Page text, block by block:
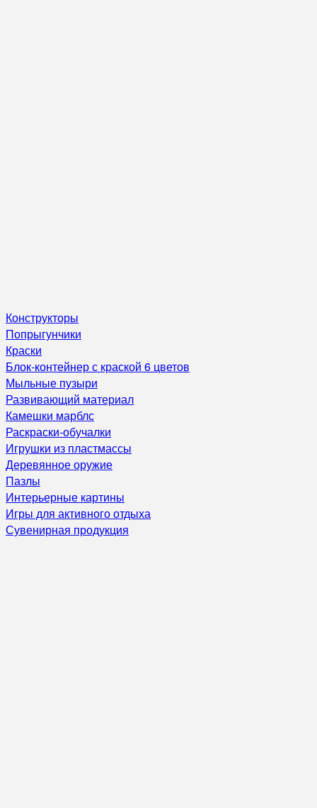
Конструкторы
Попрыгунчики
Краски
Блок-контейнер с краской 6 цветов
Мыльные пузыри
Развивающий материал
Камешки марблс
Раскраски-обучалки
Игрушки из пластмассы
Деревянное оружие
Пазлы
Интерьерные картины
Игры для активного отдыха
Сувенирная продукция